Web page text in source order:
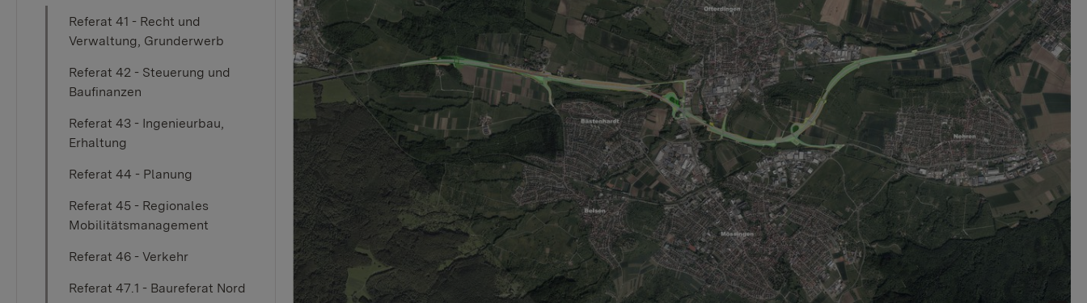
Referat 41 - Recht und
Verwaltung, Grunderwerb
Referat 42 - Steuerung und
Baufinanzen
Referat 43 - Ingenieurbau,
Erhaltung
Referat 44 - Planung
Referat 45 - Regionales
Mobilitätsmanagement
Referat 46 - Verkehr
Referat 47.1 - Baureferat Nord